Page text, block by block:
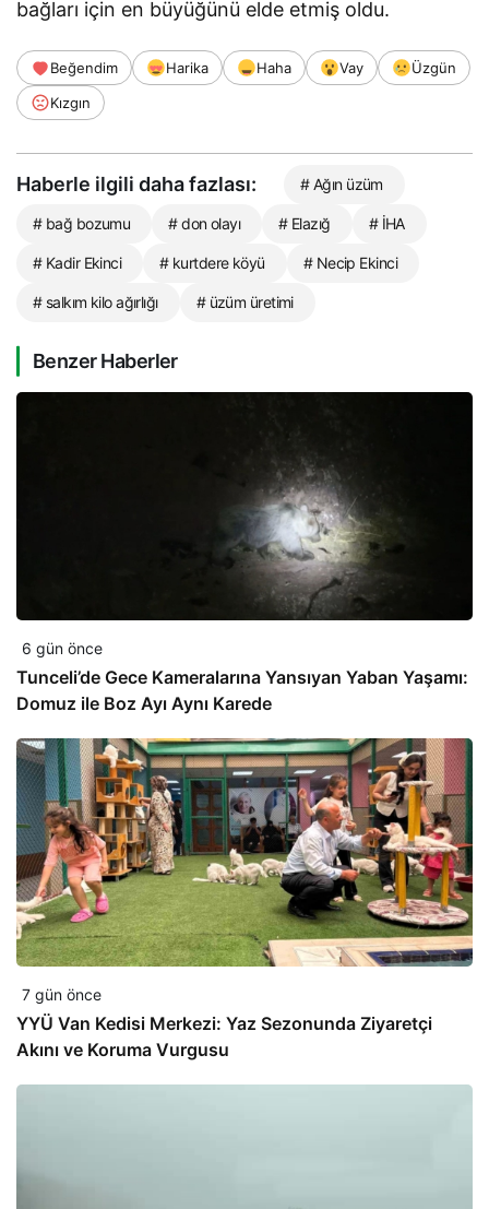
bağları için en büyüğünü elde etmiş oldu.
Beğendim Harika Haha Vay
Üzgün
Kızgın
Haberle ilgili daha fazlası: # Ağın üzüm
# bağ bozumu # don olayı # Elazığ # İHA
# Kadir Ekinci # kurtdere köyü # Necip Ekinci
# salkım kilo ağırlığı # üzüm üretimi
Benzer Haberler
6 gün önce
Tunceli’de Gece Kameralarına Yansıyan Yaban Yaşamı:
Domuz ile Boz Ayı Aynı Karede
7 gün önce
YYÜ Van Kedisi Merkezi: Yaz Sezonunda Ziyaretçi
Akını ve Koruma Vurgusu